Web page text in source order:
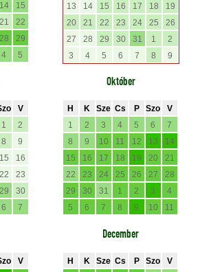
14
15
21
22
28
29
4 5
13
14 15 16 17 18
19
20
21 22 23 24 25
26
27
28 29 30 31 1
2
3
4 5 6 7 8 9
V
1
2
8
9
15
16
22
23
29
30
6 7
Október
H K Sze Cs P Szo
V
1
2 3 4 5 6
7
8
9 10 11 12 13
14
15
16 17 18 19 20
21
22
23 24 25 26 27
28
29
30 31 1 2 3
4
5
6 7 8 9 10 11
V
December
H K Sze Cs P Szo
V